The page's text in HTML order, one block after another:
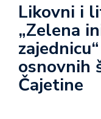
Likovni i
„Zelena
osnovnih
Čajetine